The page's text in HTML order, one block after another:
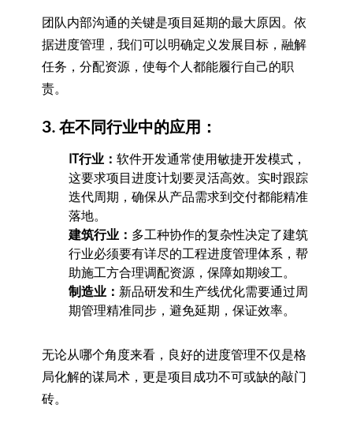
团队内部沟通的关键是项目延期的最大原因。依
据进度管理，我们可以明确定义发展目标，融解
任务，分配资源，使每个人都能履行自己的职
责。
3. 在不同行业中的应用：
IT行业： 软件开发通常使用敏捷开发模式，
这要求项目进度计划要灵活高效。实时跟踪
迭代周期，确保从产品需求到交付都能精准
落地。
建筑行业： 多工种协作的复杂性决定了建筑
行业必须要有详尽的工程进度管理体系，帮
助施工方合理调配资源，保障如期竣工。
制造业： 新品研发和生产线优化需要通过周
期管理精准同步，避免延期，保证效率。
无论从哪个角度来看，良好的进度管理不仅是格
局化解的谋局术，更是项目成功不可或缺的敲门
砖。